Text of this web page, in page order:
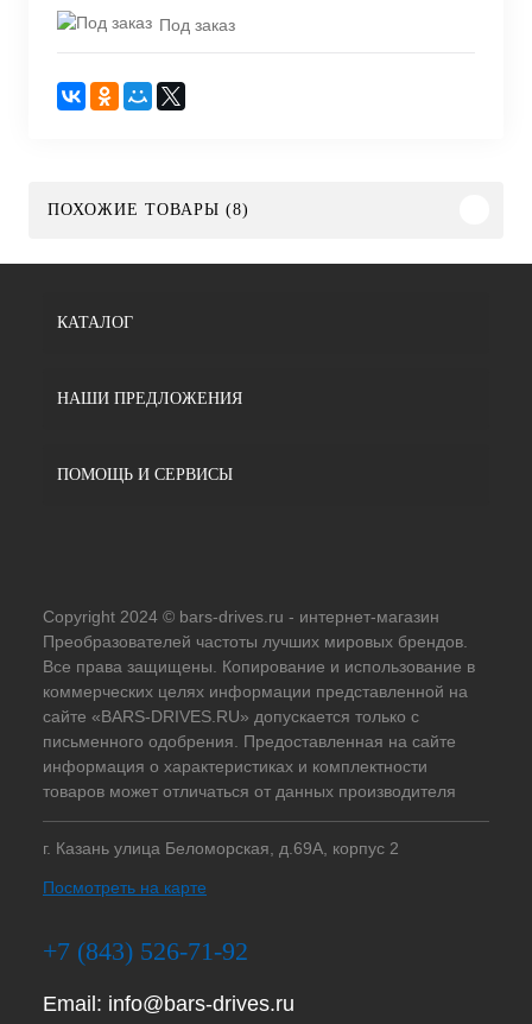
Под заказ
ПОХОЖИЕ ТОВАРЫ (8)
КАТАЛОГ
НАШИ ПРЕДЛОЖЕНИЯ
ПОМОЩЬ И СЕРВИСЫ
Copyright 2024 © bars-drives.ru - интернет-магазин
Преобразователей частоты лучших мировых брендов.
Все права защищены. Копирование и использование в
коммерческих целях информации представленной на
сайте «BARS-DRIVES.RU» допускается только с
письменного одобрения. Предоставленная на сайте
информация о характеристиках и комплектности
товаров может отличаться от данных производителя
г. Казань улица Беломорская, д.69А, корпус 2
Посмотреть на карте
+7 (843) 526-71-92
Email: info@bars-drives.ru